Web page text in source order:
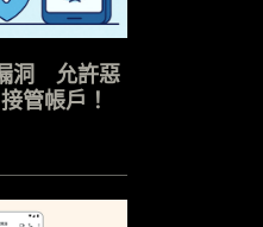
洞 允許惡
管帳戶！